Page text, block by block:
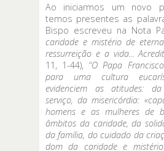
Ao iniciarmos um novo
temos presentes as
Bispo escreveu na Nota
caridade e mistério de
ressurreição e a vida...
11, 1-44), “OPapa
para uma cultura
evidenciem as atitudes:
serviço, da misericórdia:
homens e as mulheres de
âmbitos da caridade, da
da família, do cuidado da
dom da caridade e